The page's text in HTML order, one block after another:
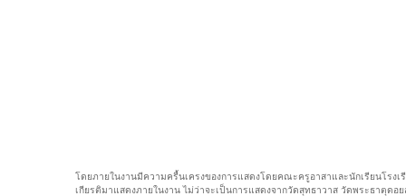
โดยภายในงานมีความครื้นเครงของการแสดงโดยคณะครูอาสาและนักเรียนโรง
เกียรติมาแสดงภายในงาน ไม่ว่าจะเป็นการแสดงจากวัดสุทธาวาส วัดพระธาตุดอ